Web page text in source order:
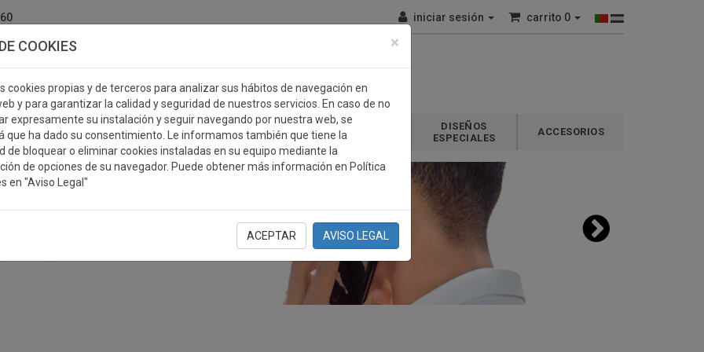
×
COOKIES
cookies propias y de terceros para analizar sus hábitos de navegación en
y para garantizar la calidad y seguridad de nuestros servicios. En caso de no
expresamente su instalación y seguir navegando por nuestra web, se
que ha dado su consentimiento. Le informamos también que tiene la
de bloquear o eliminar cookies instaladas en su equipo mediante la
de opciones de su navegador. Puede obtener más información en Política
en "Aviso Legal"
ACEPTAR AVISO LEGAL
iniciar sesión carrito 0
MEDALLAS PLACAS REGALOS
DISEÑOS
ESPECIALES
ACCESORIOS